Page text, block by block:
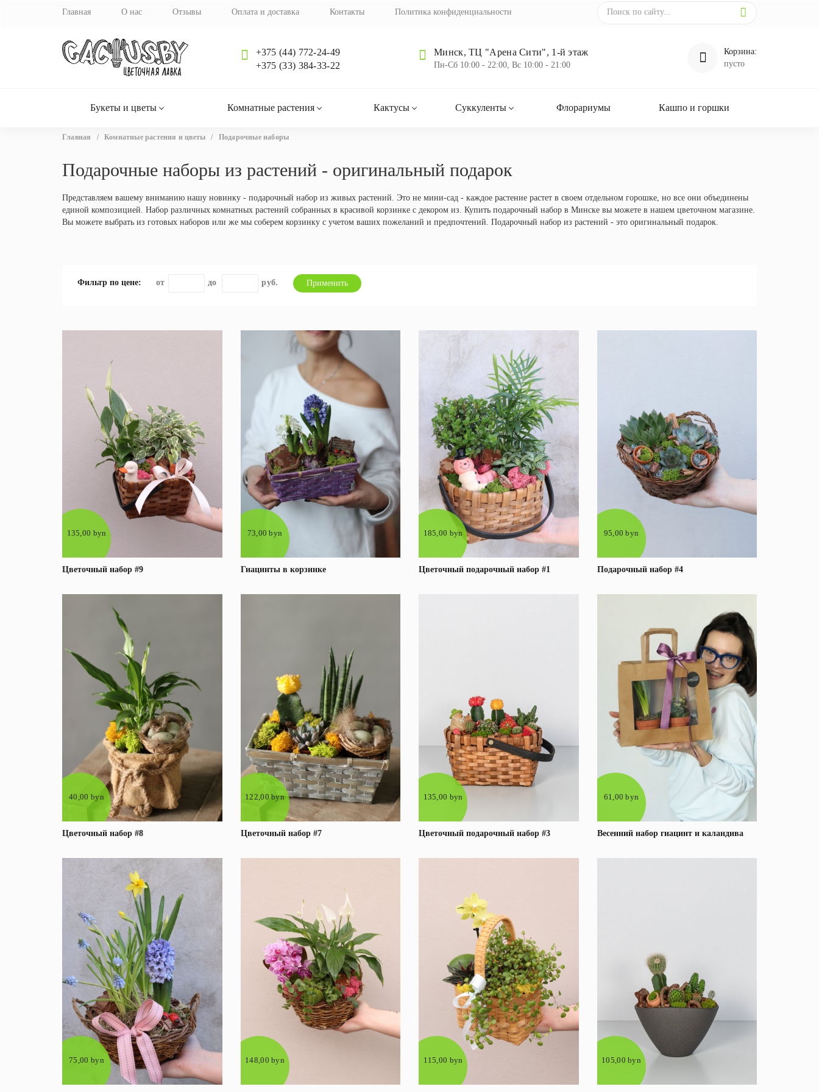
Главная О нас Отзывы Оплата и доставка Контакты Политика конфиденциальности
+375 (44) 772-24-49
+375 (33) 384-33-22
Минск, ТЦ "Арена Сити", 1-й этаж
Пн-Cб 10:00 - 22:00, Вс 10:00 - 21:00
Корзина:
пусто
Букеты и цветы Комнатные растения Кактусы Суккуленты Флорариумы Кашпо и горшки
Вы
Главная / Комнатные растения и цветы / Подарочные наборы
Подарочные наборы из растений - оригинальный подарок
Представляем вашему вниманию нашу новинку - подарочный набор из живых растений. Это не мини-сад - каждое растение растет в своем отдельном горошке, но все они объединены
единой композицией. Набор различных комнатных растений собранных в красивой корзинке с декором из. Купить подарочный набор в Минске вы можете в нашем цветочном магазине.
Вы можете выбрать из готовых наборов или же мы соберем корзинку с учетом ваших пожеланий и предпочтений. Подарочный набор из растений - это оригинальный подарок.
Фильтр по цене: до Применить
Под заказ Подробнее
135,00 byn
Цветочный набор #9
Под заказ Подробнее
73,00 byn
Гиацинты в корзинке
185,00 byn
Цветочный подарочный набор #1
Под заказ Подробнее
95,00 byn
Подарочный набор #4
Под заказ Подробнее
40,00 byn
Цветочный набор #8
Под заказ Подробнее
122,00 byn
Цветочный набор #7
Под заказ Подробнее
135,00 byn
Цветочный подарочный набор #3
Под заказ
61,00 byn
Весенний набор гиацинт и каландива
75,00 byn 148,00 byn 115,00 byn 105,00 byn